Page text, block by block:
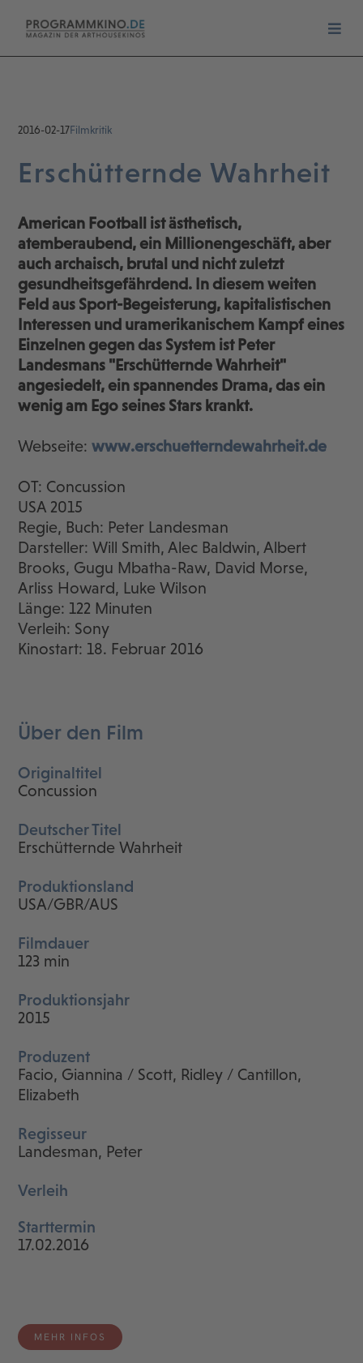
2016-02-17Filmkritik
Erschütternde Wahrheit
American Football ist ästhetisch,
atemberaubend, ein Millionengeschäft, aber
auch archaisch, brutal und nicht zuletzt
gesundheitsgefährdend. In diesem weiten
Feld aus Sport-Begeisterung, kapitalistischen
Interessen und uramerikanischem Kampf eines
Einzelnen gegen das System ist Peter
Landesmans "Erschütternde Wahrheit"
angesiedelt, ein spannendes Drama, das ein
wenig am Ego seines Stars krankt.
Webseite:www.erschuetterndewahrheit.de
OT: Concussion
USA 2015
Regie, Buch: Peter Landesman
Darsteller: Will Smith, Alec Baldwin, Albert
Brooks, Gugu Mbatha-Raw, David Morse,
Arliss Howard, Luke Wilson
Länge: 122 Minuten
Verleih: Sony
Kinostart: 18. Februar 2016
Über den Film
Originaltitel
Concussion
Deutscher Titel
Erschütternde Wahrheit
Produktionsland
USA/GBR/AUS
Filmdauer
123 min
Produktionsjahr
2015
Produzent
Facio, Giannina / Scott, Ridley / Cantillon,
Elizabeth
Regisseur
Landesman, Peter
Verleih
Starttermin
17.02.2016
MEHR INFOS